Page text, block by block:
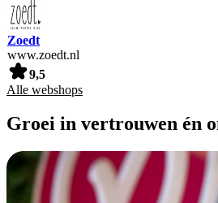
Zoedt
www.zoedt.nl
9,5
Alle webshops
Groei in vertrouwen én